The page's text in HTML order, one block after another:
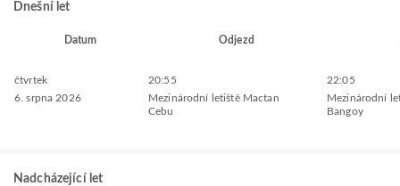
Dnešní let
Datum Odjezd
čtvrtek
6. srpna 2026
20:55
Mezinárodní letiště Mactan
Cebu
22:05
Mezinárodní
Bangoy
Nadcházející let